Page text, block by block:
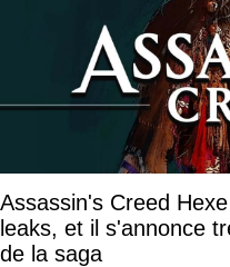
Assassin's Creed
leaks, et il s'annonce
de la saga